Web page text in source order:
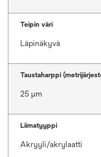
Teipin väri
Läpinäkyvä
Taustaharppi
25 μm
Liimatyyppi
Akryyli/akrylaatti